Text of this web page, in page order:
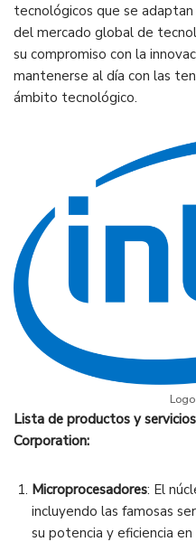
tecnológicos que se
del mercado global de
su compromiso con la
mantenerse al día con las
ámbito tecnológico.
Lista de productos y
Corporation:
Microprocesadores: El
incluyendo las famosas
su potencia y eficiencia